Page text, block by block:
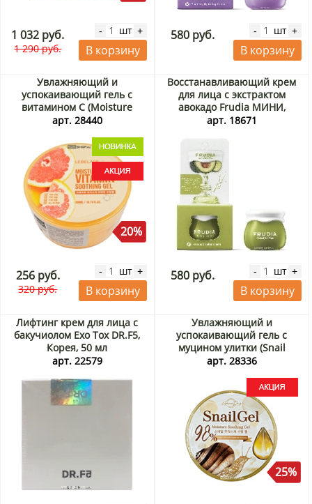
1 032 руб.
1 290 руб.
- шт +
В корзину
580 руб. - шт +
В корзину
Увлажняющий и
успокаивающий гель с
витамином С (Moisture
Vitamin Soothing Gel)
Акция
арт. 28440
20%
256 руб.
320 руб.
- шт +
В корзину
Восстанавливающий крем
для лица с экстрактом
авокадо Frudia МИНИ,
Корея, 10 мл
арт. 18671
580 руб. - шт +
В корзину
Лифтинг крем для лица с
бакучиолом Exo Tox DR.F5,
Корея, 50 мл
арт. 22579
Увлажняющий и
успокаивающий гель с
муцином улитки (Snail
Moisture Soothing Gel) Grace
арт. 28336
25%